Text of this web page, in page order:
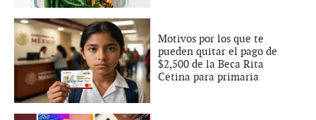
Motivos por los que te
pueden quitar el pago de
$2,500 de la Beca Rita
Cetina para primaria